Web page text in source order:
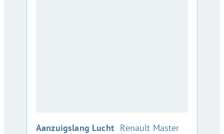
Aanzuigslang Lucht :Renault Master